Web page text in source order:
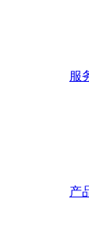
服
产